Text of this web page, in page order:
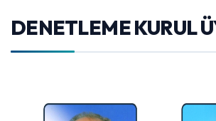
DENETLEME KURUL